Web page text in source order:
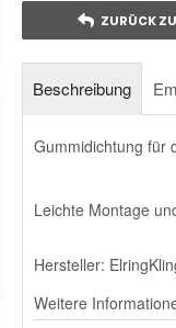
ZURÜCK
Beschreibung
Gummidichtung für
Leichte Montage
Hersteller:
Weitere